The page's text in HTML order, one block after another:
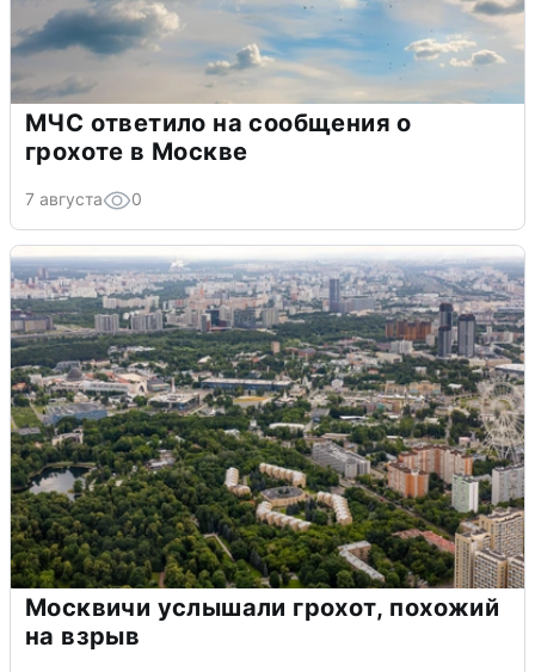
МЧС ответило на сообщения о
грохоте в Москве
7 августа 0
Москвичи услышали грохот, похожий
на взрыв